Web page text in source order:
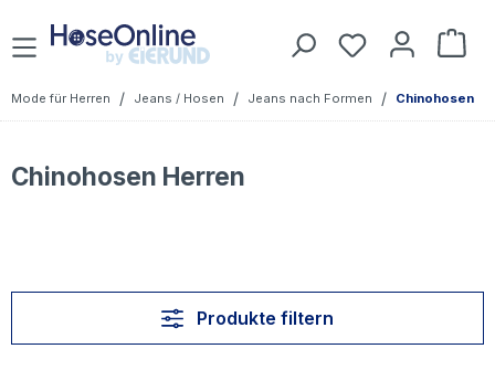
Zum Hauptinhalt springen Du hast 0
Mode für Herren / Jeans / Hosen / Jeans nach Formen / Chinohosen
Chinohosen Herren
Produkte filtern